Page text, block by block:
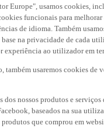
Europe", usamos cookies,
funcionais para
de idioma. Também
na privacidade de cada
ao utilizador em
também usaremos cookies
nossos produtos e
baseados na sua
que comprou em